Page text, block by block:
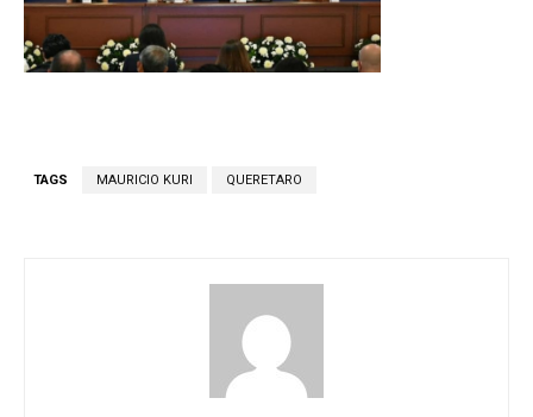
TAGS MAURICIO KURI QUERETARO